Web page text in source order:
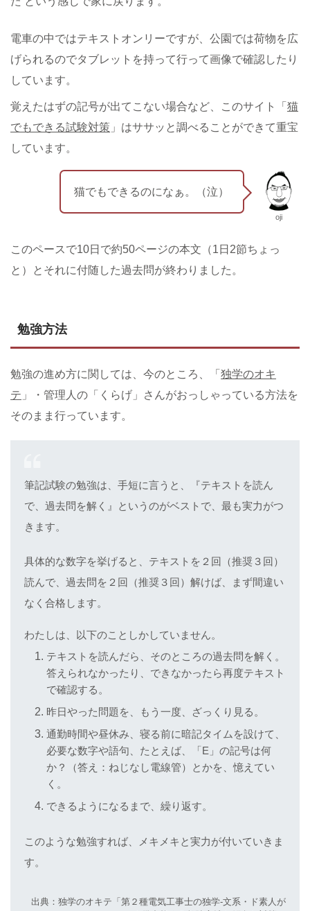
電車の中ではテキストオンリーですが、公園では荷物を広
げられるのでタブレットを持って行って画像で確認したり
しています。
覚えたはずの記号が出てこない場合など、このサイト「 猫
でもできる試験対策 」はササッと調べることができて重宝
しています。
猫でもできるのになぁ。（泣）
oji
このペースで10日で約50ページの本文（1日2節ちょっ
と）とそれに付随した過去問が終わりました。
勉強方法
勉強の進め方に関しては、今のところ、「 独学のオキ
テ 」・管理人の「くらげ」さんがおっしゃっている方法を
そのまま行っています。
筆記試験の勉強は、手短に言うと、『テキストを読ん
で、過去問を解く』というのがベストで、最も実力がつ
きます。
具体的な数字を挙げると、テキストを２回（推奨３回）
読んで、過去問を２回（推奨３回）解けば、まず間違い
なく合格します。
わたしは、以下のことしかしていません。
テキストを読んだら、そのところの過去問を解く。
答えられなかったり、できなかったら再度テキスト
で確認する。
昨日やった問題を、もう一度、ざっくり見る。
通勤時間や昼休み、寝る前に暗記タイムを設けて、
必要な数字や語句、たとえば、「E」の記号は何
か？（答え：ねじなし電線管）とかを、憶えてい
く。
できるようになるまで、繰り返す。
このような勉強すれば、メキメキと実力が付いていきま
す。
出典：独学のオキテ「第２種電気工事士の独学‐文系・ド素人が